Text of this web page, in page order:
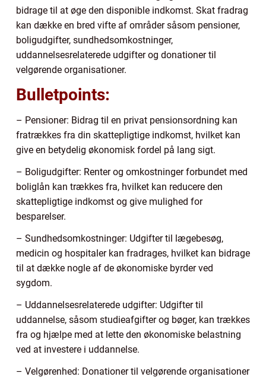
bidrage til at øge den disponible indkomst. Skat fradrag
kan dække en bred vifte af områder såsom pensioner,
boligudgifter, sundhedsomkostninger,
uddannelsesrelaterede udgifter og donationer til
velgørende organisationer.
Bulletpoints:
– Pensioner: Bidrag til en privat pensionsordning kan
fratrækkes fra din skattepligtige indkomst, hvilket kan
give en betydelig økonomisk fordel på lang sigt.
– Boligudgifter: Renter og omkostninger forbundet med
boliglån kan trækkes fra, hvilket kan reducere den
skattepligtige indkomst og give mulighed for
besparelser.
– Sundhedsomkostninger: Udgifter til lægebesøg,
medicin og hospitaler kan fradrages, hvilket kan bidrage
til at dække nogle af de økonomiske byrder ved
sygdom.
– Uddannelsesrelaterede udgifter: Udgifter til
uddannelse, såsom studieafgifter og bøger, kan trækkes
fra og hjælpe med at lette den økonomiske belastning
ved at investere i uddannelse.
– Velgørenhed: Donationer til velgørende organisationer